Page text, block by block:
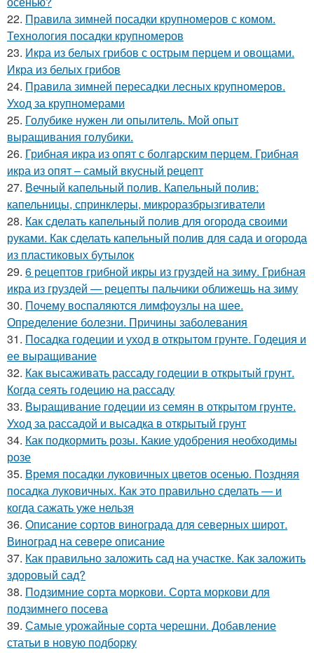
22. Правила зимней посадки крупномеров с комом.
Технология посадки крупномеров
23. Икра из белых грибов с острым перцем и овощами.
Икра из белых грибов
24. Правила зимней пересадки лесных крупномеров.
Уход за крупномерами
25. Голубике нужен ли опылитель. Мой опыт
выращивания голубики.
26. Грибная икра из опят с болгарским перцем. Грибная
икра из опят – самый вкусный рецепт
27. Вечный капельный полив. Капельный полив:
капельницы, спринклеры, микроразбрызгиватели
28. Как сделать капельный полив для огорода своими
руками. Как сделать капельный полив для сада и огорода
из пластиковых бутылок
29. 6 рецептов грибной икры из груздей на зиму. Грибная
икра из груздей — рецепты пальчики оближешь на зиму
30. Почему воспаляются лимфоузлы на шее.
Определение болезни. Причины заболевания
31. Посадка годеции и уход в открытом грунте. Годеция и
ее выращивание
32. Как высаживать рассаду годеции в открытый грунт.
Когда сеять годецию на рассаду
33. Выращивание годеции из семян в открытом грунте.
Уход за рассадой и высадка в открытый грунт
34. Как подкормить розы. Какие удобрения необходимы
розе
35. Время посадки луковичных цветов осенью. Поздняя
посадка луковичных. Как это правильно сделать — и
когда сажать уже нельзя
36. Описание сортов винограда для северных широт.
Виноград на севере описание
37. Как правильно заложить сад на участке. Как заложить
здоровый сад?
38. Подзимние сорта моркови. Сорта моркови для
подзимнего посева
39. Самые урожайные сорта черешни. Добавление
статьи в новую подборку